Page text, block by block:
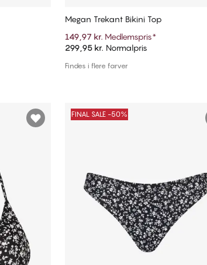
Tilføj til kurv
Megan Trekant Bikini Top
149,97 kr. Medlemspris*
299,95 kr. Normalpris
Findes i flere farver
FINAL SALE -50%